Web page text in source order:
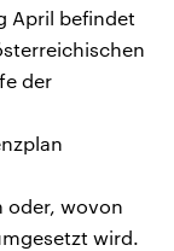
April befindet
der
oder, wovon
wird.